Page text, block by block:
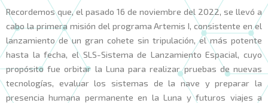
Recordemos que, el pasado 16 de noviembre del 2022, se llevó a
cabo la primera misión del programa Artemis I, consistente en el
lanzamiento de un gran cohete sin tripulación, el más potente
hasta la fecha, el SLS-Sistema de Lanzamiento Espacial, cuyo
propósito fue orbitar la Luna para realizar pruebas de nuevas
tecnologías, evaluar los sistemas de la nave y preparar la
presencia humana permanente en la Luna y futuros viajes a